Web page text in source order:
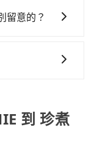
時間但上一位
方便，但實際
店的最佳選擇。
先，載客數也
法律下，營業小
，不僅與車輛
約一台九人座
就一定是叫一
些山區或路段
留意的？
機和車輛的資
宴/喪禮、就醫
商務出差、貴
、定期洗腎、
到 珍煮